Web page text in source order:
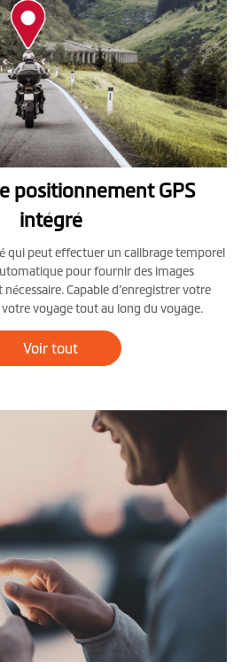
positionnement GPS
intégré
qui peut effectuer un calibrage temporel
pour fournir des images
nécessaire. Capable d’enregistrer votre
voyage tout au long du voyage.
Voir tout